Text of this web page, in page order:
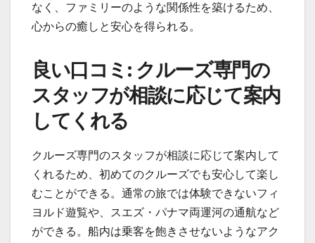
なく、ファミリーのような関係性を築けるため、
心からの癒しと安心を得られる。
良い口コミ: クルーズ専門の
スタッフが相談に応じて案内
してくれる
クルーズ専門のスタッフが相談に応じて案内して
くれるため、初めてのクルーズでも安心して楽し
むことができる。通常の旅では体験できないフィ
ヨルド遊覧や、スエズ・パナマ両運河の通航など
ができる。船内は乗客を飽きさせないようなアク